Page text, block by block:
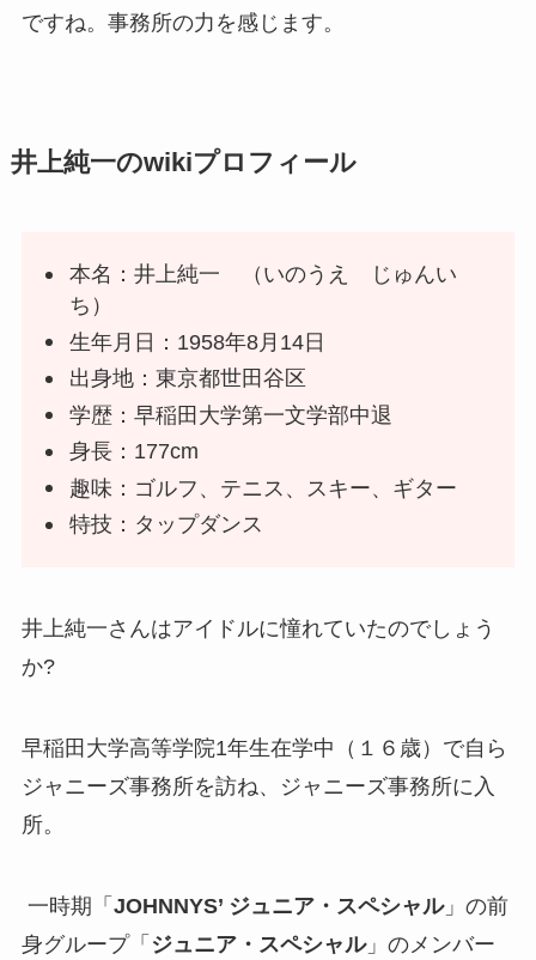
ですね。事務所の力を感じます。
井上純一のwikiプロフィール
本名：井上純一 （いのうえ じゅんい
ち）
生年月日：1958年8月14日
出身地：東京都世田谷区
学歴：早稲田大学第一文学部中退
身長：177cm
趣味：ゴルフ、テニス、スキー、ギター
特技：タップダンス
井上純一さんはアイドルに憧れていたのでしょう
か?
早稲田大学高等学院1年生在学中（１６歳）で自ら
ジャニーズ事務所を訪ね、ジャニーズ事務所に入
所。
一時期「 JOHNNYS’ ジュニア・スペシャル」の前
身グループ「 ジュニア・スペシャル」のメンバー